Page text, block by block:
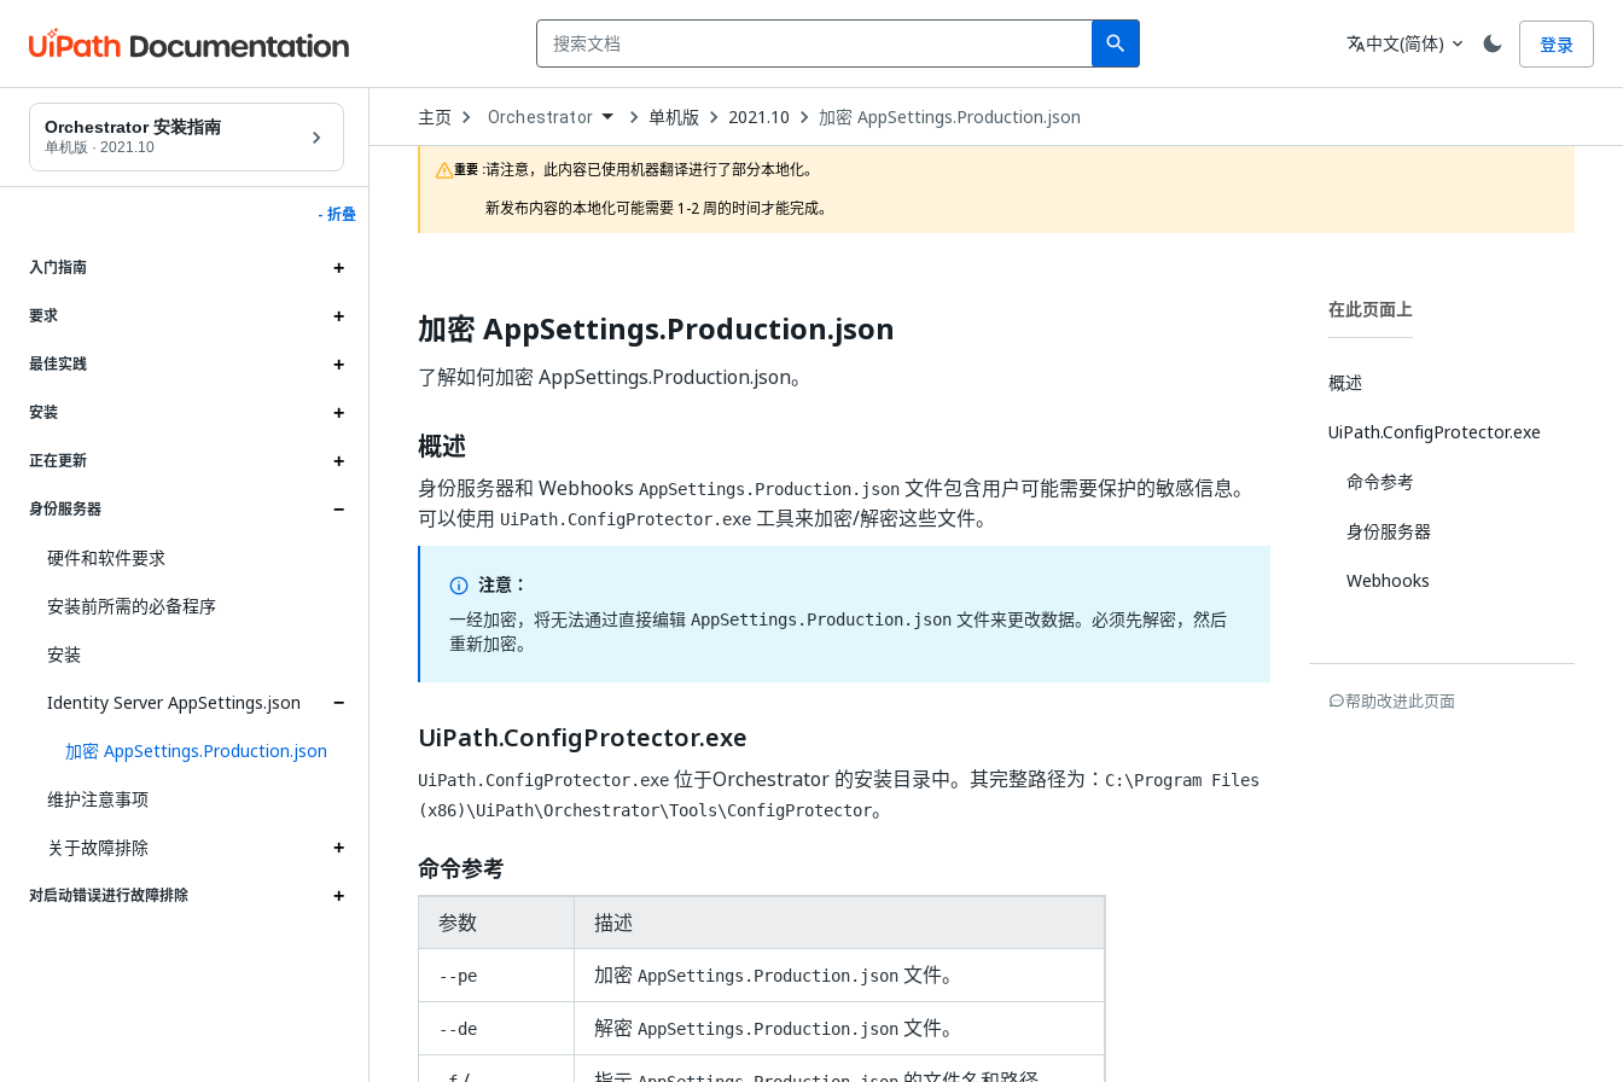
search
Search 语言
translate中文(简体) expand_more 登录
Orchestrator 安装指南
单机版 · 2021.10
- 折叠
入门指南
要求
最佳实践
安装
正在更新
身份服务器
硬件和软件要求
安装前所需的必备程序
安装
Identity Server AppSettings.json
加密 AppSettings.Production.json
维护注意事项
关于故障排除
对启动错误进行故障排除
主页 Open
Dropdown
to
choose
product
Orchestrator 单机版 2021.10 加密 AppSettings.Production.json
重要 :请注意，此内容已使用机器翻译进行了部分本地化。
新发布内容的本地化可能需要 1-2 周的时间才能完成。
加密 AppSettings.Production.json
了解如何加密 AppSettings.Production.json。
概述
身份服务器和 Webhooks AppSettings.Production.json 文件包含用户可能需要保护的敏感信息。
可以使用 UiPath.ConfigProtector.exe 工具来加密/解密这些文件。
注意：
一经加密，将无法通过直接编辑 AppSettings.Production.json 文件来更改数据。必须先解密，然后
重新加密。
UiPath.ConfigProtector.exe
UiPath.ConfigProtector.exe 位于Orchestrator 的安装目录中。其完整路径为： C:\Program Files
(x86)\UiPath\Orchestrator\Tools\ConfigProtector。
命令参考
参数 描述
--pe 加密 AppSettings.Production.json 文件。
--de 解密 AppSettings.Production.json 文件。
在此页面上
概述
UiPath.ConfigProtector.exe
命令参考
身份服务器
Webhooks
帮助改进此页面